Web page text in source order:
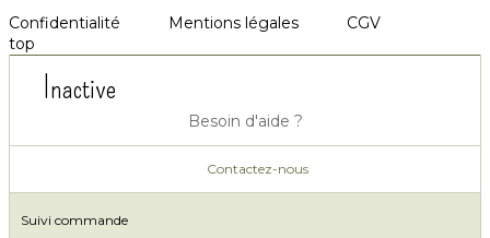
Confidentialité
Mentions légales
CGV
top
Inactive
Besoin d'aide ?
Contactez-nous
Suivi commande